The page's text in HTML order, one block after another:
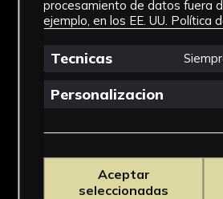
procesamiento de datos fuera
ejemplo, en los EE. UU. Política
Tecnicas
Personalizacion
Aceptar
seleccionadas